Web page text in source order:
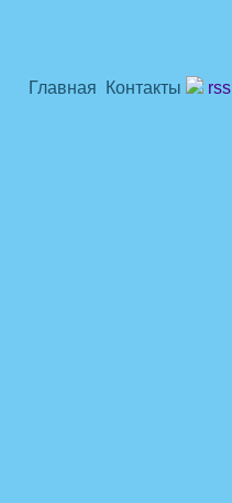
Главная Контакты rss